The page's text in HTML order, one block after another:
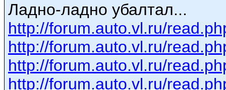
Ладно-ладно убалтал...
http://forum.auto.vl.ru/
http://forum.auto.vl.ru/
http://forum.auto.vl.ru/
http://forum.auto.vl.ru/